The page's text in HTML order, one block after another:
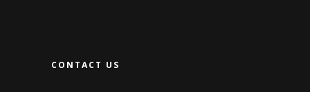
CONTACT US